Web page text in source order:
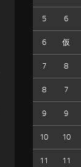
5 6
6 仮
7 8
8 7
9 9
10 10
11 11